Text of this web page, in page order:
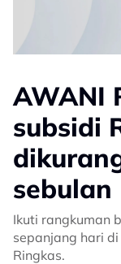
AWANI
subsidi
sebulan
Ikuti rangkuman
sepanjang hari
Ringkas.